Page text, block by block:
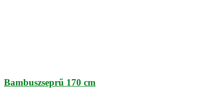
Bambuszseprű 170 cm